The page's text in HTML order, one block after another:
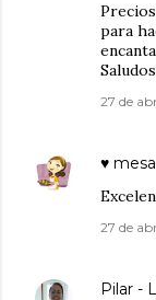
para
27 de
♥
27 de
Pilar -